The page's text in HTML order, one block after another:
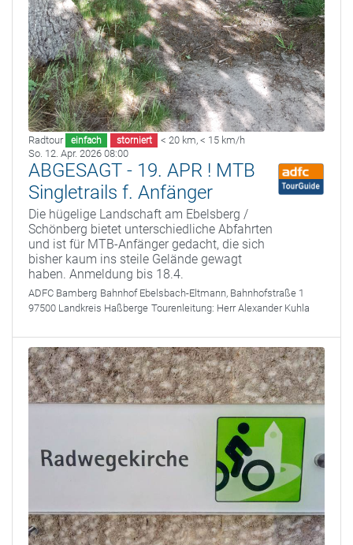
Radtour einfach storniert < 20 km, < 15 km/h
So. 12. Apr. 2026 08:00
ABGESAGT - 19. APR ! MTB
Singletrails f. Anfänger
Die hügelige Landschaft am Ebelsberg /
Schönberg bietet unterschiedliche Abfahrten
und ist für MTB-Anfänger gedacht, die sich
bisher kaum ins steile Gelände gewagt
haben. Anmeldung bis 18.4.
ADFC Bamberg Bahnhof Ebelsbach-Eltmann, Bahnhofstraße 1
97500 Landkreis Haßberge Tourenleitung: Herr Alexander Kuhla